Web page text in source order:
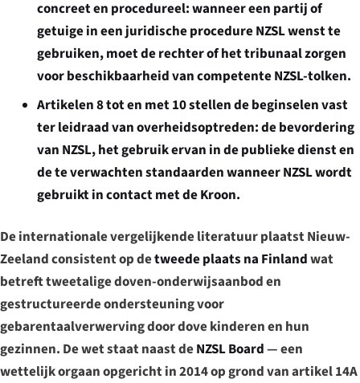
concreet en procedureel: wanneer een partij of
getuige in een juridische procedure NZSL wenst te
gebruiken, moet de rechter of het tribunaal zorgen
voor beschikbaarheid van competente NZSL-tolken.
Artikelen 8 tot en met 10stellen de beginselen vast
ter leidraad van overheidsoptreden: de bevordering
van NZSL, het gebruik ervan in de publieke dienst en
de te verwachten standaarden wanneer NZSL wordt
gebruikt in contact met de Kroon.
De internationale vergelijkende literatuur plaatst Nieuw-
Zeeland consistent op detweede plaats na Finlandwat
betreft tweetalige doven-onderwijsaanbod en
gestructureerde ondersteuning voor
gebarentaalverwerving door dove kinderen en hun
gezinnen. De wet staat naast deNZSL Board— een
wettelijk orgaan opgericht in 2014 op grond van artikel 14A